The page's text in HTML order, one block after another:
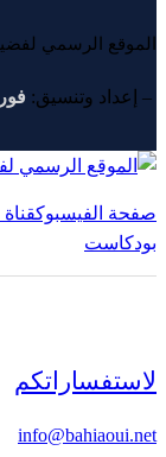
الموقع الرسمي
– إعداد وتنسيق:
صفحة الفيسبوكقناة
بودكاست
لاستفساراتكم
info@bahiaoui.net